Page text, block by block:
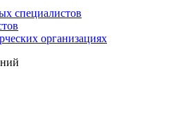
специалистов
организациях